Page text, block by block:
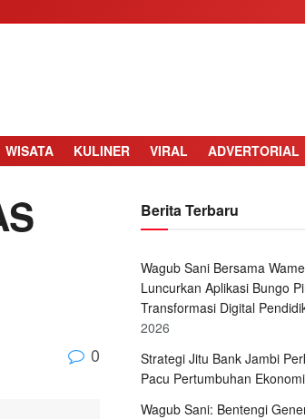
WISATA KULINER VIRAL ADVERTORIAL
0
Berita Terbaru
Wagub Sani Bersama
Luncurkan Aplikasi Bungo
Transformasi Digital
2026
Strategi Jitu Bank Jambi
Pacu Pertumbuhan
Wagub Sani: Bentengi